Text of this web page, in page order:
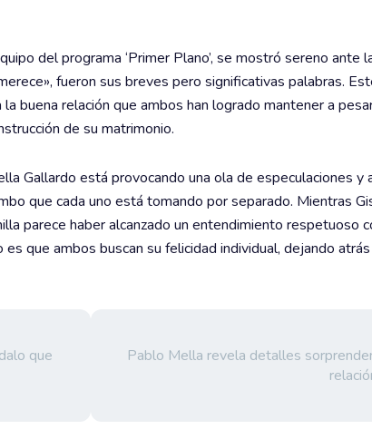
del programa ‘Primer Plano’, se mostró sereno ante
fueron sus breves pero significativas palabras.
buena relación que ambos han logrado mantener a
de su matrimonio.
Gallardo está provocando una ola de especulaciones y
que cada uno está tomando por separado. Mientras
parece haber alcanzado un entendimiento respetuoso
que ambos buscan su felicidad individual, dejando
que
Pablo Mella revela detalles